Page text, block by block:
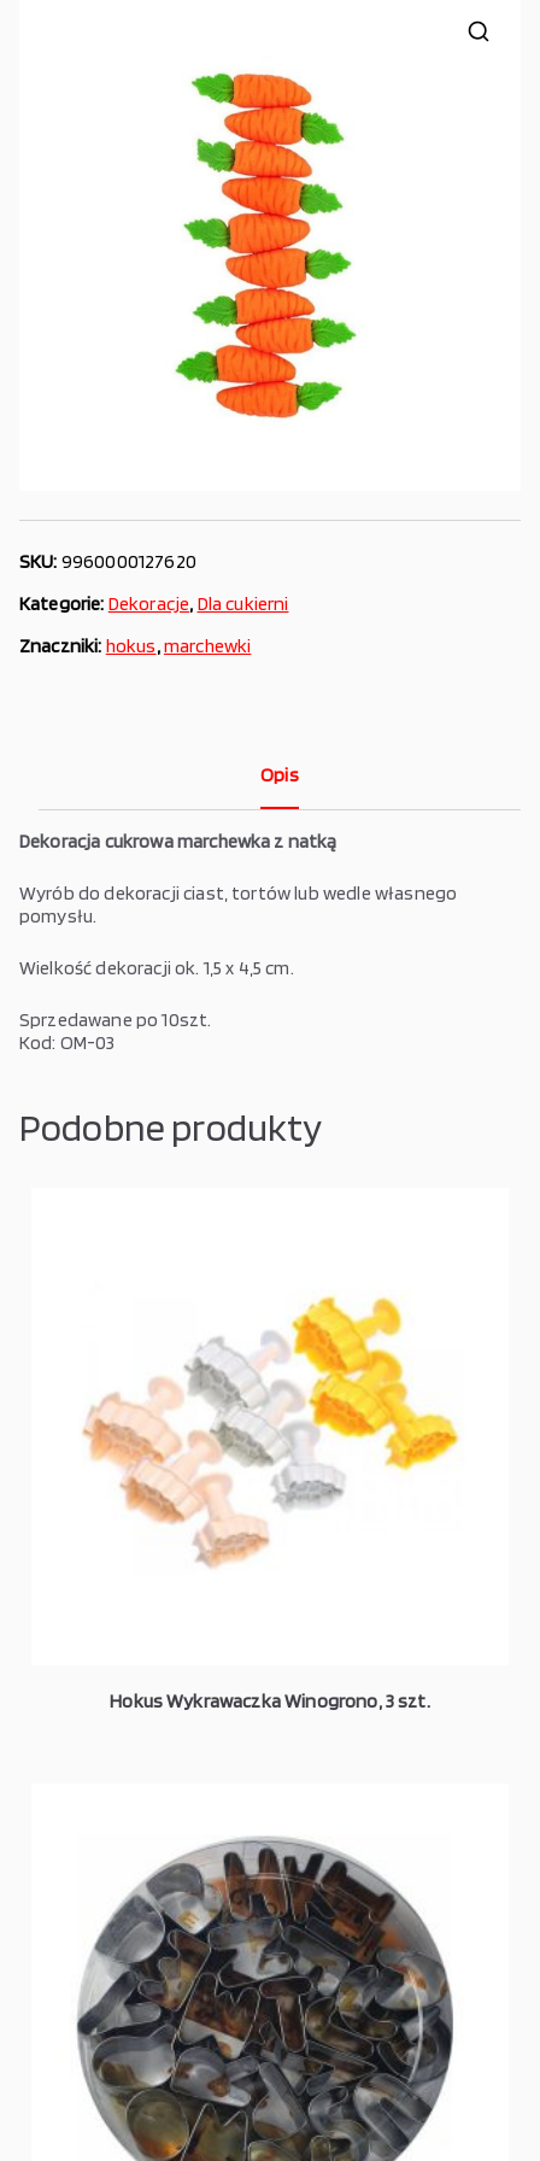
SKU: 9960000127620
Kategorie: Dekoracje, Dla cukierni
Znaczniki: hokus,marchewki
Opis
Dekoracja cukrowa marchewka z natką
Wyrób do dekoracji ciast, tortów lub wedle własnego
pomysłu.
Wielkość dekoracji ok. 1,5 x 4,5 cm.
Sprzedawane po 10szt.
Kod: OM-03
Podobne produkty
Hokus Wykrawaczka Winogrono, 3 szt.